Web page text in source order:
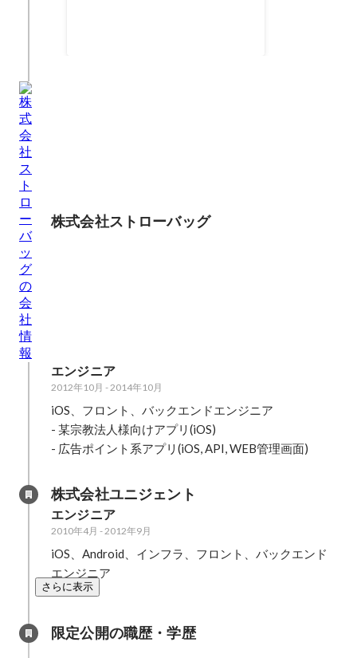
株式会社ストローバッグ
エンジニア
2012年10月 -2014年10月
iOS、フロント、バックエンドエンジニア
- 某宗教法人様向けアプリ(iOS)
- 広告ポイント系アプリ(iOS, API, WEB管理画面)
株式会社ユニジェント
エンジニア
2010年4月 -2012年9月
iOS、Android、インフラ、フロント、バックエンド
エンジニア
さらに表示
限定公開の職歴・学歴